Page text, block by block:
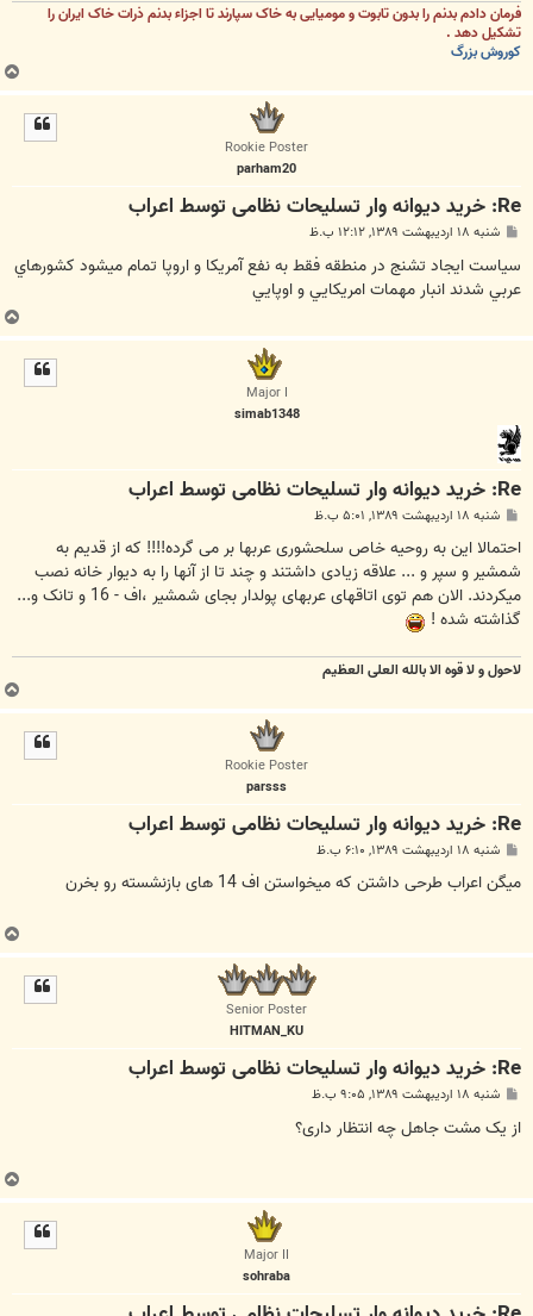
فرمان دادم بدنم را بدون تابوت و مومیایی به خاک سپارند تا اجزاء بدنم ذرات خاک ایران را
تشکیل دهد .
کوروش بزرگ
ب
ا
Rookie Poster
parham20
Re: خرید دیوانه وار تسلیحات نظامی توسط اعراب
پ
ت
شنبه ۱۸ اردیبهشت ۱۳۸۹, ۱۲:۱۲ ب.ظ
سياست ايجاد تشنج در منطقه فقط به نفع آمريكا و اروپا تمام ميشود كشورهاي
عربي شدند انبار مهمات امريكايي و اوپايي
ب
ا
Major I
simab1348
Re: خرید دیوانه وار تسلیحات نظامی توسط اعراب
پ
ت
شنبه ۱۸ اردیبهشت ۱۳۸۹, ۵:۰۱ ب.ظ
احتمالا این به روحیه خاص سلحشوری عربها بر می گرده!!!! که از قدیم به
شمشیر و سپر و ... علاقه زیادی داشتند و چند تا از آنها را به دیوار خانه نصب
میکردند. الان هم توی اتاقهای عربهای پولدار بجای شمشیر ،اف - 16 و تانک و...
گذاشته شده !
لاحول و لا قوه الا بالله العلی العظیم
ب
ا
Rookie Poster
parsss
Re: خرید دیوانه وار تسلیحات نظامی توسط اعراب
پ
ت
شنبه ۱۸ اردیبهشت ۱۳۸۹, ۶:۱۰ ب.ظ
میگن اعراب طرحی داشتن که میخواستن اف 14 های بازنشسته رو بخرن
ب
ا
Senior Poster
HITMAN_KU
Re: خرید دیوانه وار تسلیحات نظامی توسط اعراب
پ
ت
شنبه ۱۸ اردیبهشت ۱۳۸۹, ۹:۰۵ ب.ظ
از یک مشت جاهل چه انتظار داری؟
ب
ا
Major II
sohraba